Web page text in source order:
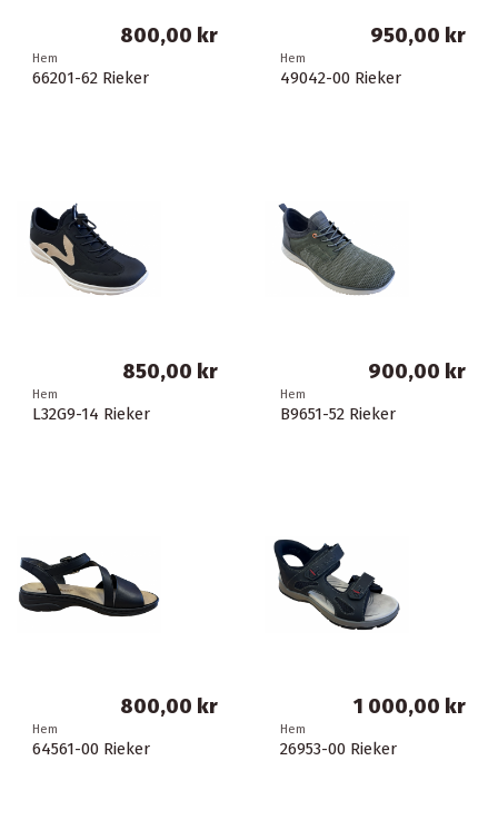
Hem
49042-00 Rieker
950,00 kr
Hem
66201-62 Rieker
800,00 kr
Hem
B9651-52 Rieker
900,00 kr
Hem
L32G9-14 Rieker
850,00 kr
Hem
26953-00 Rieker
1 000,00 kr
Hem
64561-00 Rieker
800,00 kr